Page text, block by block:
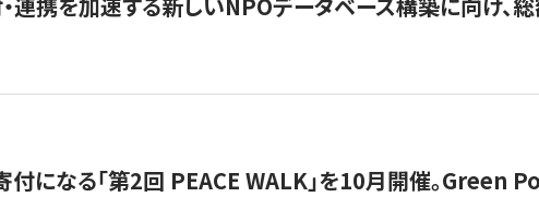
付になる「第2回 PEACE WALK」を10月開催。Green